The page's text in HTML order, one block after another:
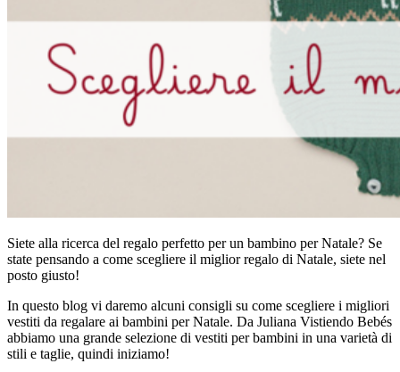
Siete alla ricerca del regalo perfetto per un bambino per Natale? Se
state pensando a come scegliere il miglior regalo di Natale, siete nel
posto giusto!
In questo blog vi daremo alcuni consigli su come scegliere i migliori
vestiti da regalare ai bambini per Natale. Da Juliana Vistiendo Bebés
abbiamo una grande selezione di vestiti per bambini in una varietà di
stili e taglie, quindi iniziamo!